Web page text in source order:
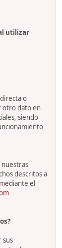
utilizar
o
otro dato en
siendo
descritos a
el
sus